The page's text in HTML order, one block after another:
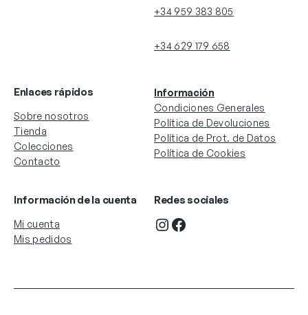
+34 959 383 805
+34 629 179 658
Enlaces rápidos
Sobre nosotros
Tienda
Colecciones
Contacto
Información
Condiciones Generales
Política de Devoluciones
Política de Prot. de Datos
Política de Cookies
Información de la cuenta
Mi cuenta
Mis pedidos
Redes sociales
InstagramFacebook